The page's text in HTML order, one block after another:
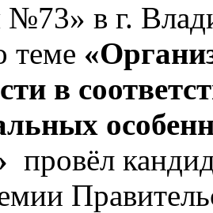
№73» в г.
теме
в
провёл